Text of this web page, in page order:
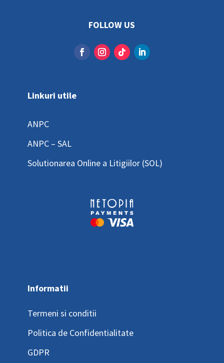
FOLLOW US
Linkuri utile
ANPC
ANPC – SAL
Solutionarea Online a Litigiilor (SOL)
Informatii
Termeni si conditii
Politica de Confidentialitate
GDPR